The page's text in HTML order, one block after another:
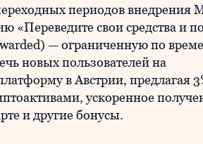
периодов внедрения
«Переведите свои средства и
— ограниченную по
новых пользователей на
в Австрии, предлагая
ускоренное
и другие бонусы.